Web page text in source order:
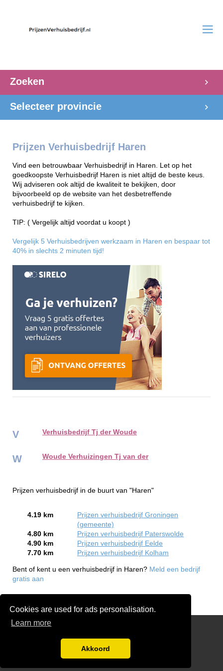
Cookies are used for ads personalisation.
Learn more
Akkoord
Zoeken
Selecteer provincie
Prijzen Verhuisbedrijf Haren
Vind een betrouwbaar Verhuisbedrijf in Haren. Let op het
goedkoopste Verhuisbedrijf Haren is niet altijd de beste keus.
Wij adviseren ook altijd de kwaliteit te bekijken, door
bijvoorbeeld op de website van het desbetreffende
verhuisbedrijf te kijken.
TIP: ( Vergelijk altijd voordat u koopt )
Vergelijk 5 Verhuisbedrijven werkzaam in Haren en bespaar tot
40% in slechts 2 minuten tijd!
V Verhuisbedrijf Tj der Woude
W Woude Verhuizingen Tj van der
Prijzen verhuisbedrijf in de buurt van "Haren"
4.19 km
Prijzen verhuisbedrijf Groningen
(gemeente)
4.80 km
Prijzen verhuisbedrijf Paterswolde
4.90 km
Prijzen verhuisbedrijf Eelde
7.70 km
Prijzen verhuisbedrijf Kolham
Bent of kent u een verhuisbedrijf in Haren? Meld een bedrijf
gratis aan
Prijzen Verhuis Offertes Vergelijken